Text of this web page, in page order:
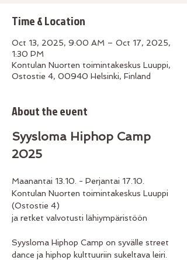
Time & Location
Oct 13, 2025, 9:00 AM – Oct 17, 2025,
1:30 PM
Kontulan Nuorten toimintakeskus Luuppi,
Ostostie 4, 00940 Helsinki, Finland
About the event
Syysloma Hiphop Camp
2025
Maanantai 13.10. - Perjantai 17.10.
Kontulan Nuorten toimintakeskus Luuppi
(Ostostie 4)
ja retket valvotusti lähiympäristöön
Syysloma Hiphop Camp on syvälle street
dance ja hiphop kulttuuriin sukeltava leiri.